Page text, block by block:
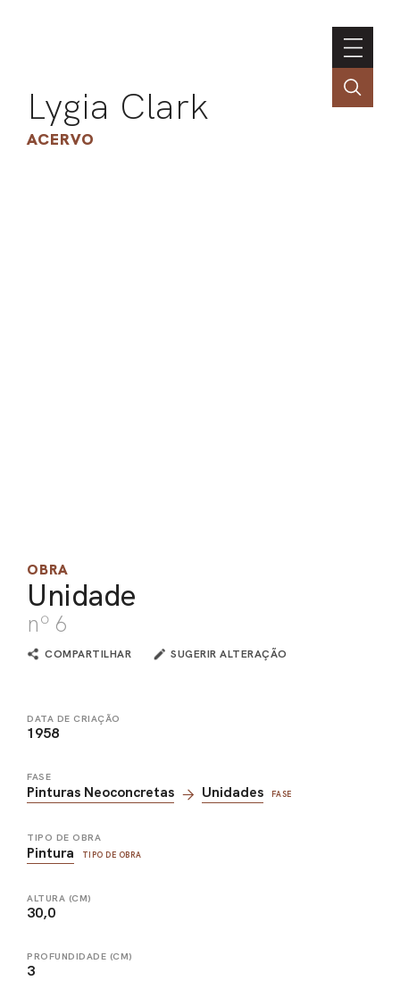
Lygia Clark
ACERVO
OBRA
Unidade
nº 6
COMPARTILHAR SUGERIR ALTERAÇÃO
DATA DE CRIAÇÃO
1958
FASE
Pinturas Neoconcretas Unidades FASE
TIPO DE OBRA
Pintura TIPO DE OBRA
ALTURA (CM)
30,0
PROFUNDIDADE (CM)
3